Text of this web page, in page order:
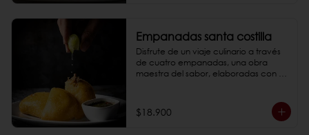
Empanadas santa costilla
Disfrute de un viaje culinario a través
de cuatro empanadas, una obra
maestra del sabor, elaboradas con el
*Fotos de referencia
$18.900